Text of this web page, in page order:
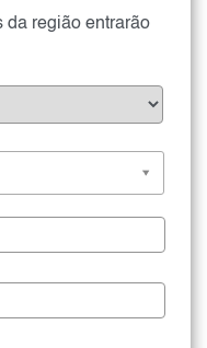
da região entrarão